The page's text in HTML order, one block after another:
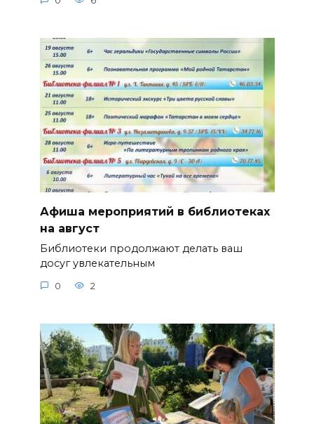
Афиша мероприятий в библиотеках
на август
Библиотеки продолжают делать ваш
досуг увлекательным
0 2